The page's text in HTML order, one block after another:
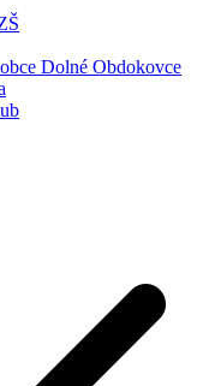
Dolné Obdokovce